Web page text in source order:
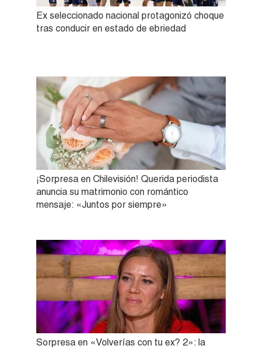
Ex seleccionado nacional protagonizó choque
tras conducir en estado de ebriedad
¡Sorpresa en Chilevisión! Querida periodista
anuncia su matrimonio con romántico
mensaje: «Juntos por siempre»
Sorpresa en «Volverías con tu ex? 2»: la